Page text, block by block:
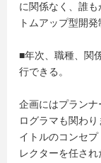
に関係なく、誰
トムアップ型開
■年次、職種、関
行できる。
企画にはプラン
ログラマも関わ
イトルのコンセ
レクターを任さ